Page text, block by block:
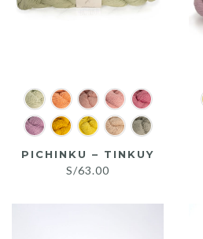
PICHINKU – TINKUY
S/63.00